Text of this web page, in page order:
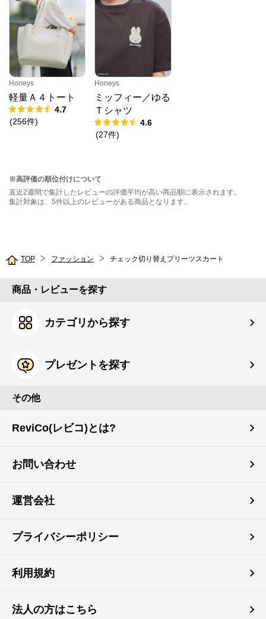
Honeys
軽量Ａ４トート
4.7
(256件)
Honeys
ミッフィー／ゆる
Ｔシャツ
4.6
(27件)
※高評価の順位付けについて
直近2週間で集計したレビューの評価平均が高い商品順に表示されます。
集計対象は、5件以上のレビューがある商品となります。
TOP ファッション チェック切り替えプリーツスカート
商品・レビューを探す
カテゴリから探す
プレゼントを探す
その他
ReviCo(レビコ)とは?
お問い合わせ
運営会社
プライバシーポリシー
利用規約
法人の方はこちら